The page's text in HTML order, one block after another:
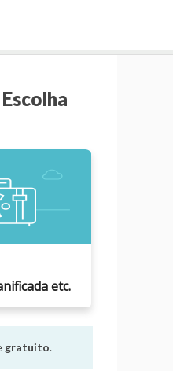
etc.
gratuito.